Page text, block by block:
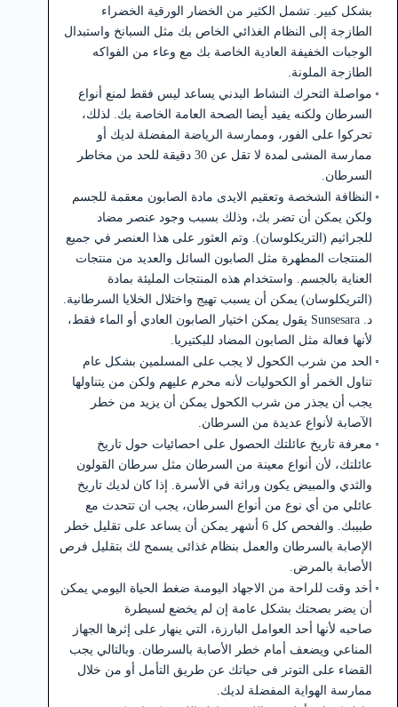
بشكل كبير. تشمل الكثير من الخضار الورقية الخضراء
الطازجة إلى النظام الغذائي الخاص بك مثل السبانخ واستبدال
الوجبات الخفيفة العادية الخاصة بك مع وعاء من الفواكه
الطازجة الملونة.
مواصلة التحرك النشاط البدني يساعد ليس فقط لمنع أنواع
السرطان ولكنه يفيد أيضا الصحة العامة الخاصة بك. لذلك،
تحركوا على الفور، وممارسة الرياضة المفضلة لديك أو
ممارسة المشى لمدة لا تقل عن 30 دقيقة للحد من مخاطر
السرطان.
النظافة الشخصة وتعقيم الايدى مادة الصابون معقمة للجسم
ولكن يمكن أن تضر بك، وذلك بسبب وجود عنصر مضاد
للجراثيم (التريكلوسان). وتم العثور على هذا العنصر في جميع
المنتجات المطهرة مثل الصابون السائل والعديد من منتجات
العناية بالجسم. واستخدام هذه المنتجات المليئة بمادة
(التريكلوسان) يمكن أن يسبب تهيج واختلال الخلايا السرطانية.
د. Sunsesara يقول يمكن اختيار الصابون العادي أو الماء فقط،
لأنها فعالة مثل الصابون المضاد للبكتيريا.
الحد من شرب الكحول لا يجب على المسلمين بشكل عام
تناول الخمر أو الكحوليات لأنه محرم عليهم ولكن من يتناولها
يجب أن يجذر من شرب الكحول يمكن أن يزيد من خطر
الآصابة لأنواع عديدة من السرطان.
معرفة تاريخ عائلتك الحصول على احصائيات حول تاريخ
عائلتك، لأن أنواع معينة من السرطان مثل سرطان القولون
والثدي والمبيض يكون وراثة في الأسرة. إذا كان لديك تاريخ
عائلي من أي نوع من أنواع السرطان، يجب ان تتحدث مع
طبيبك. والفحص كل 6 أشهر يمكن أن يساعد على تقليل خطر
الإصابة بالسرطان والعمل بنظام غذائى يسمح لك بتقليل فرص
الأصابة بالمرض.
أخد وقت للراحة من الاجهاد اليومىة ضغط الحياة اليومي يمكن
أن يضر بصحتك بشكل عامة إن لم يخضع لسيطرة
صاحبه لأنها أحد العوامل البارزة، التي ينهار على إثرها الجهاز
المناعي ويضعف أمام خطر الأصابة بالسرطان. وبالتالي يجب
القضاء على التوتر فى حياتك عن طريق التأمل أو من خلال
ممارسة الهواية المفضلة لديك.